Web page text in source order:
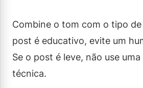
Combine o tom com o tipo
post é educativo, evite um
Se o post é leve, não use
técnica.